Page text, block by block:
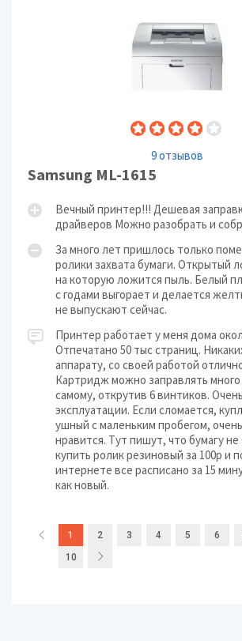
9 отзывов
Samsung ML-1615
Вечный принтер!!! Дешевая
драйверов Можно разобрать и
За много лет пришлось только
ролики захвата бумаги. Открытый
на которую ложится пыль. Белый
с годами выгорает и делается
не выпускают сейчас.
Принтер работает у меня дома
Отпечатано 50 тыс страниц.
аппарату, со своей работой
Картридж можно заправлять
самому, открутив 6 винтиков.
эксплуатации. Если сломается,
ушный с маленьким пробегом,
нравится. Тут пишут, что бумагу
купить ролик резиновый за 100р и
интернете все расписано за 15
как новый.
1 2 3 4 5 6
10